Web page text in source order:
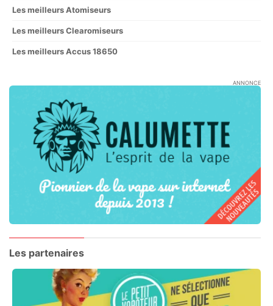
Les meilleurs Atomiseurs
Les meilleurs Clearomiseurs
Les meilleurs Accus 18650
ANNONCE
Les partenaires